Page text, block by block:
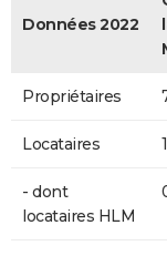
Données 2022
Propriétaires
Locataires
- dont
locataires HLM